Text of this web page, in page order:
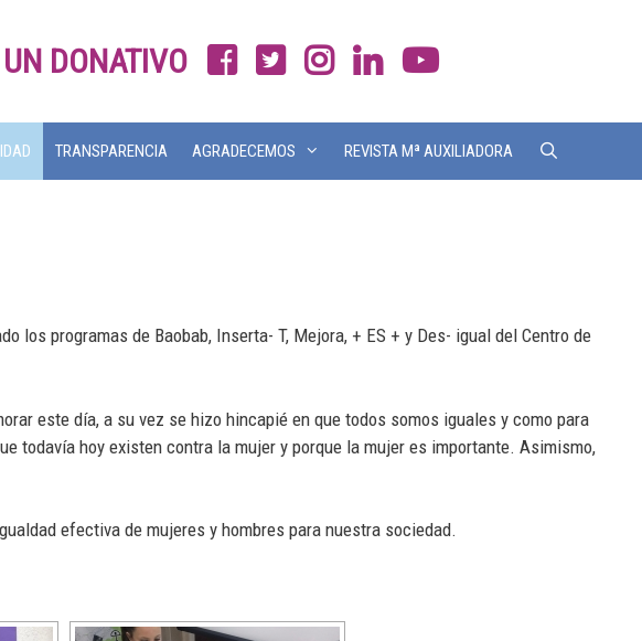
DONATIVO
TRANSPARENCIA AGRADECEMOS REVISTA Mª AUXILIADORA
los programas de Baobab, Inserta- T, Mejora, + ES + y Des- igual del Centro de
este día, a su vez se hizo hincapié en que todos somos iguales y como para
todavía hoy existen contra la mujer y porque la mujer es importante. Asimismo,
efectiva de mujeres y hombres para nuestra sociedad.